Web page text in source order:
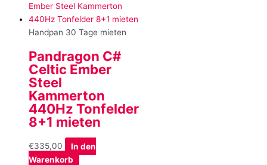
Handpan 30 Tage mieten
Pandragon C#
Celtic Ember
Steel
Kammerton
440Hz Tonfelder
8+1 mieten
€335,00
In den
Warenkorb